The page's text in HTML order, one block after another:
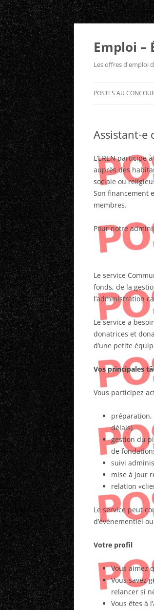
Aller
Emploi –
Les offres d'emploi
POSTES AU
Assistant-e
L’EREN participe
auprès des
sociale ou
Son financement
membres.
Pour notre
Le service
fonds, de la
l’administration
Le service a
donatrices et
d’une petite
Vos principales
Vous participez
préparation,
délais)
gestion du
de
suivi
mise à jour
relation
Le service peut
d’événementiel
Votre profil
Vous aimez
Vous savez
relancer si
Vous êtes à